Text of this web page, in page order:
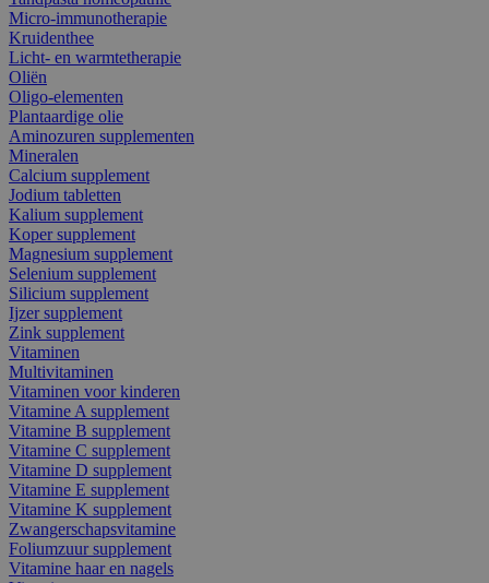
Micro-immunotherapie
Kruidenthee
Licht- en warmtetherapie
Oliën
Oligo-elementen
Plantaardige olie
Aminozuren supplementen
Mineralen
Calcium supplement
Jodium tabletten
Kalium supplement
Koper supplement
Magnesium supplement
Selenium supplement
Silicium supplement
Ijzer supplement
Zink supplement
Vitaminen
Multivitaminen
Vitaminen voor kinderen
Vitamine A supplement
Vitamine B supplement
Vitamine C supplement
Vitamine D supplement
Vitamine E supplement
Vitamine K supplement
Zwangerschapsvitamine
Foliumzuur supplement
Vitamine haar en nagels